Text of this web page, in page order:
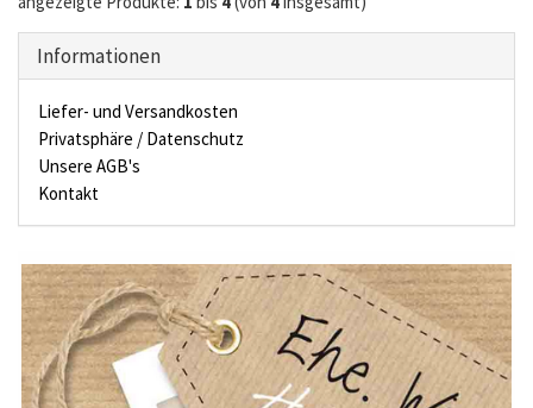
Informationen
Liefer- und Versandkosten
Privatsphäre / Datenschutz
Unsere AGB's
Kontakt